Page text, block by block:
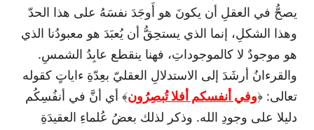
يصحُّ في العقلِ أن يكونَ هو أَوجَدَ نفسَهُ على هذا الحدّ
وهذا الشكلِ، إنما الذي يستحِقُّ أن يُعبَدَ هو معبودُنا الذي
هو موجودٌ لا كالموجوداتِ، فهنا ينقطع عابِدُ الشمسِ.
والقرءانُ أرشَدَ إلى الاستدلالِ العقليّ بعِدّةِ ءاياتٍ كقوله
تعالى: ﴿وفي أنفسكم أفلا تُبصِرُون﴾ أي أنَّ في أنفُسِكُم
دليلا على وجودِ الله. وذكر لذلك بعضُ عُلماءِ العقيدَةِ